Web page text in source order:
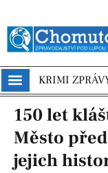
KRIMI
150 let
Město
jejich